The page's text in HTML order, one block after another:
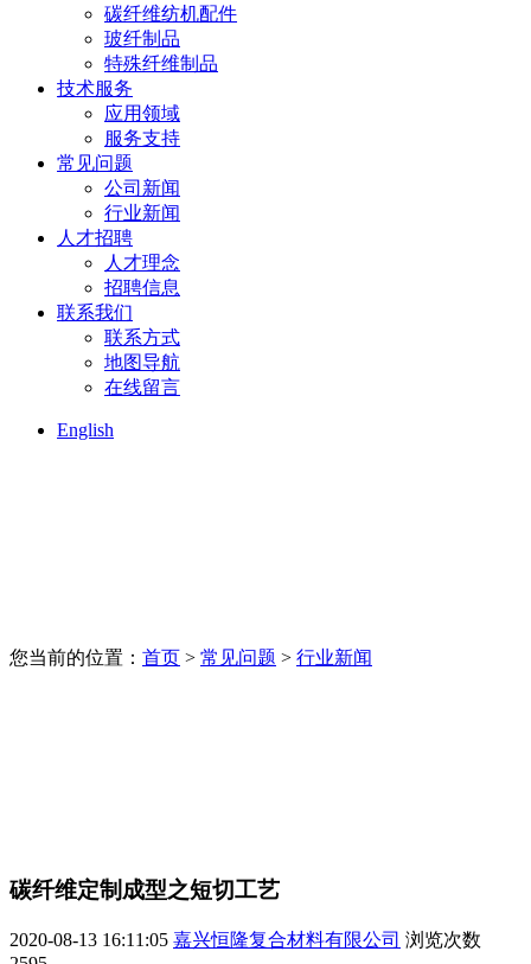
碳纤维纺机配件
玻纤制品
特殊纤维制品
技术服务
应用领域
服务支持
常见问题
公司新闻
行业新闻
人才招聘
人才理念
招聘信息
联系我们
联系方式
地图导航
在线留言
English
您当前的位置： 首页 > 常见问题 > 行业新闻
碳纤维定制成型之短切工艺
2020-08-13 16:11:05 嘉兴恒隆复合材料有限公司 浏览次数